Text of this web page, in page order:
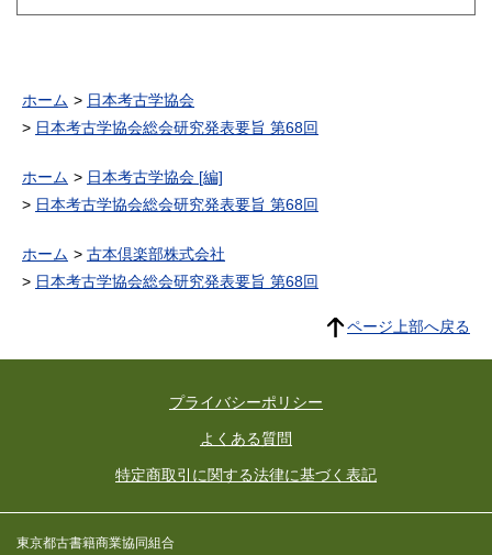
ホーム
日本考古学協会
日本考古学協会総会研究発表要旨 第68回
ホーム
日本考古学協会 [編]
日本考古学協会総会研究発表要旨 第68回
ホーム
古本倶楽部株式会社
日本考古学協会総会研究発表要旨 第68回
ページ上部へ戻る
プライバシーポリシー
よくある質問
特定商取引に関する法律に基づく表記
東京都古書籍商業協同組合